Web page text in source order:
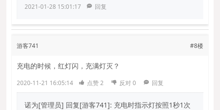
2021-01-28 15:01:17 回复
游客741 #8楼
充电的时候，红灯闪，充满灯灭？
2020-11-21 16:05:14 点赞2 反对0 回复
诺为[管理员] 回复[游客741]: 充电时指示灯按照1秒1次